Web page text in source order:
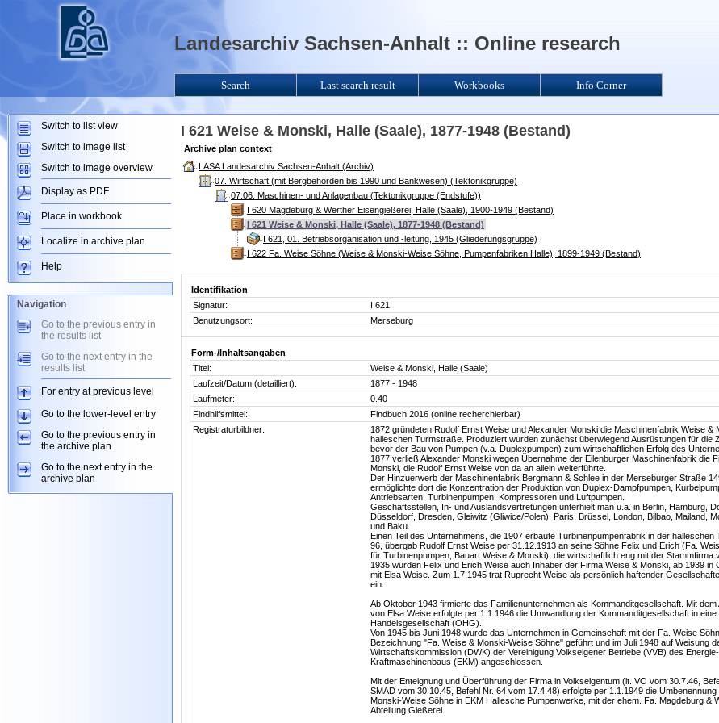
I 621 Weise & Monski, Halle (Saale), 1877-1948 (Bestand)
Archive plan context
LASA Landesarchiv Sachsen-Anhalt (Archiv)
07. Wirtschaft (mit Bergbehörden bis 1990 und Bankwesen) (Tektonikgruppe)
07.06. Maschinen- und Anlagenbau (Tektonikgruppe (Endstufe))
I 620 Magdeburg & Werther Eisengießerei, Halle (Saale), 1900-1949 (Bestand)
I 621 Weise & Monski, Halle (Saale), 1877-1948 (Bestand)
I 621, 01. Betriebsorganisation und -leitung, 1945 (Gliederungsgruppe)
I 622 Fa. Weise Söhne (Weise & Monski-Weise Söhne, Pumpenfabriken Halle), 1899-1949 (Bestand)
Identifikation
Signatur:
I 621
Benutzungsort:
Merseburg
Form-/Inhaltsangaben
Titel:
Weise & Monski, Halle (Saale)
Laufzeit/Datum (detailliert):
1877 - 1948
Laufmeter:
0.40
Findhilfsmittel:
Findbuch 2016 (online recherchierbar)
Registraturbildner:
1872 gründeten Rudolf Ernst Weise und Alexander Monski die Maschinenfabrik Weise &
halleschen Turmstraße. Produziert wurden zunächst überwiegend Ausrüstungen für die
bevor der Bau von Pumpen (v.a. Duplexpumpen) zum wirtschaftlichen Erfolg des
1877 verließ Alexander Monski wegen Übernahme der Eilenburger Maschinenfabrik die
Monski, die Rudolf Ernst Weise von da an allein weiterführte.
Der Hinzuerwerb der Maschinenfabrik Bergmann & Schlee in der Merseburger Straße
ermöglichte dort die Konzentration der Produktion von Duplex-Dampfpumpen,
Antriebsarten, Turbinenpumpen, Kompressoren und Luftpumpen.
Geschäftsstellen, In- und Auslandsvertretungen unterhielt man u.a. in Berlin, Hamburg,
Düsseldorf, Dresden, Gleiwitz (Gliwice/Polen), Paris, Brüssel, London, Bilbao, Mailand,
und Baku.
Einen Teil des Unternehmens, die 1907 erbaute Turbinenpumpenfabrik in der halleschen
96, übergab Rudolf Ernst Weise per 31.12.1913 an seine Söhne Felix und Erich (Fa.
für Turbinenpumpen, Bauart Weise & Monski), die wirtschaftlich eng mit der Stammfirma
1935 wurden Felix und Erich Weise auch Inhaber der Firma Weise & Monski, ab 1939 in
mit Elsa Weise. Zum 1.7.1945 trat Ruprecht Weise als persönlich haftender
ein.
Ab Oktober 1943 firmierte das Familienunternehmen als Kommanditgesellschaft. Mit dem
von Elsa Weise erfolgte per 1.1.1946 die Umwandlung der Kommanditgesellschaft in eine
Handelsgesellschaft (OHG).
Von 1945 bis Juni 1948 wurde das Unternehmen in Gemeinschaft mit der Fa. Weise
Bezeichnung "Fa. Weise & Monski-Weise Söhne" geführt und im Juli 1948 auf Weisung
Wirtschaftskommission (DWK) der Vereinigung Volkseigener Betriebe (VVB) des
Kraftmaschinenbaus (EKM) angeschlossen.
Mit der Enteignung und Überführung der Firma in Volkseigentum (lt. VO vom 30.7.46,
SMAD vom 30.10.45, Befehl Nr. 64 vom 17.4.48) erfolgte per 1.1.1949 die
Monski-Weise Söhne in EKM Hallesche Pumpenwerke, mit der ehem. Fa. Magdeburg &
Abteilung Gießerei.
Landesarchiv Sachsen-Anhalt :: Online research
Search Last search result Workbooks Info Corner
Switch to list view
Switch to image list
Switch to image overview
Display as PDF
Place in workbook
Localize in archive plan
Help
Navigation
Go to the previous entry in
the results list
Go to the next entry in the
results list
For entry at previous level
Go to the lower-level entry
Go to the previous entry in
the archive plan
Go to the next entry in the
archive plan